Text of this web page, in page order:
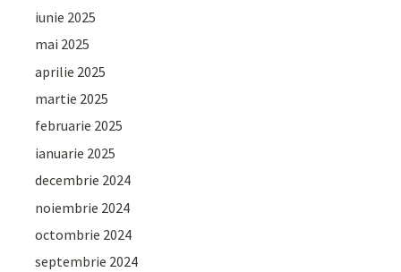
iunie 2025
mai 2025
aprilie 2025
martie 2025
februarie 2025
ianuarie 2025
decembrie 2024
noiembrie 2024
octombrie 2024
septembrie 2024